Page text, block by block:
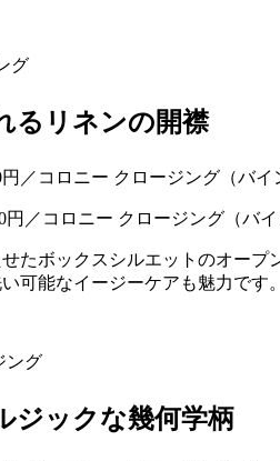
グ
るリネンの開襟
／コロニー クロージング（バイ
たボックスシルエットのオー
可能なイージーケアも魅力です。
ング
ジックな幾何学柄